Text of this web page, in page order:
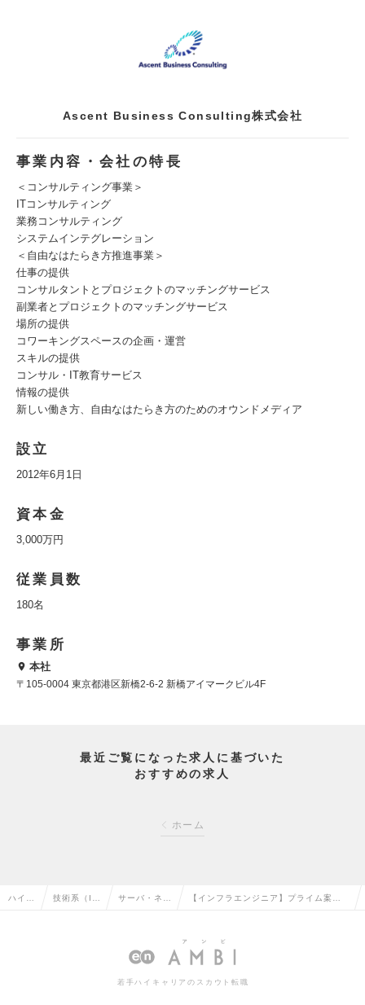
Ascent Business Consulting株式会社
事業内容・会社の特長
＜コンサルティング事業＞
ITコンサルティング
業務コンサルティング
システムインテグレーション
＜自由なはたらき方推進事業＞
仕事の提供
コンサルタントとプロジェクトのマッチングサービス
副業者とプロジェクトのマッチングサービス
場所の提供
コワーキングスペースの企画・運営
スキルの提供
コンサル・IT教育サービス
情報の提供
新しい働き方、自由なはたらき方のためのオウンドメディア
設立
2012年6月1日
資本金
3,000万円
従業員数
180名
事業所
本社
〒105-0004 東京都港区新橋2-6-2 新橋アイマークビル4F
最近ご覧になった求人に基づいた
おすすめの求人
ホーム
ハイク 技術系（I サーバ・ネッ
ジニアの転職
【インフラエンジニア】プライム案件9
以上の工程に挑戦しませんか？の求人
若手ハイキャリアのスカウト転職